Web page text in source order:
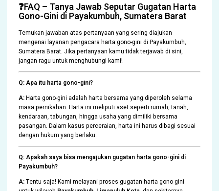
❓FAQ – Tanya Jawab Seputar Gugatan Harta
Gono-Gini di Payakumbuh, Sumatera Barat
Temukan jawaban atas pertanyaan yang sering diajukan
mengenai layanan pengacara harta gono-gini di Payakumbuh,
Sumatera Barat. Jika pertanyaan kamu tidak terjawab di sini,
jangan ragu untuk menghubungi kami!
Q: Apa itu harta gono-gini?
A:Harta gono-gini adalah harta bersama yang diperoleh selama
masa pernikahan. Harta ini meliputi aset seperti rumah, tanah,
kendaraan, tabungan, hingga usaha yang dimiliki bersama
pasangan. Dalam kasus perceraian, harta ini harus dibagi sesuai
dengan hukum yang berlaku.
Q: Apakah saya bisa mengajukan gugatan harta gono-gini di
Payakumbuh?
A:Tentu saja! Kami melayani proses gugatan harta gono-gini